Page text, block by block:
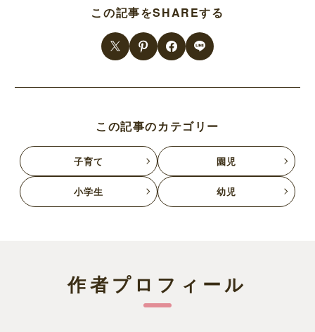
この記事をSHAREする
この記事のカテゴリー
子育て 園児
小学生 幼児
作者プロフィール